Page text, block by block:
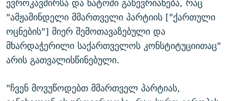
"ამჟამინდელი მმართველი პარტიის ["ქართული
ოცნების"] მიერ შემოთავაზებული და
მხარდაჭერილი საქართველოს კონსტიტუციითაც"
არის გათვალისწინებული.
"ჩვენ მოვუწოდებთ მმართველ პარტიას,